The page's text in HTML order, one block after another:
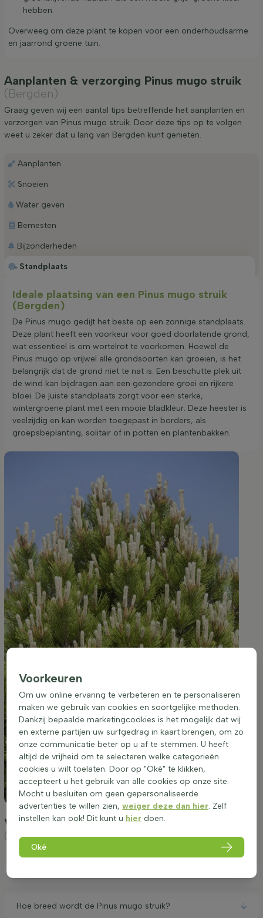
hebben.
Overweeg om deze plant te kopen voor een onderhoudsarme
en jaarrond groene tuin.
Aanplanten & verzorging Pinus mugo struik
(Bergden)
Graag geven wij een aantal tips betreffende het aanplanten en
verzorgen van Pinus mugo struik. Door deze tips op te volgen
weet u zeker dat u lang van Bergden kunt genieten.
Standplaats
Aanplanten
Snoeien
Water geven
Bemesten
Bijzonderheden
Ideale plaatsing van een Pinus mugo struik
(Bergden)
De Pinus mugo gedijt het beste op een zonnige standplaats.
Deze plant heeft een voorkeur voor goed doorlatende grond,
wat essentieel is om wortelrot te voorkomen. Hoewel de
Pinus mugo op vrijwel alle grondsoorten kan groeien, is het
belangrijk dat de grond niet te nat is. Een beschutte plek uit
de wind kan bijdragen aan een gezondere groei en rijkere
bloei. De juiste standplaats zorgt voor een sterke,
wintergroene plant met een mooie bladkleur. Deze heester is
veelzijdig en kan worden toegepast in borders, als
groepsbeplanting, solitair of in potten en plantenbakken.
Veelgestelde vragen Pinus mugo struik
(Bergden)
Hoe breed wordt de Pinus mugo struik?
Voorkeuren
Om uw online ervaring te verbeteren en te personaliseren
maken we gebruik van cookies en soortgelijke methoden.
Dankzij bepaalde marketingcookies is het mogelijk dat wij
en externe partijen uw surfgedrag in kaart brengen, om zo
onze communicatie beter op u af te stemmen. U heeft
altijd de vrijheid om te selecteren welke categorieën
cookies u wilt toelaten. Door op "Oké" te klikken,
accepteert u het gebruik van alle cookies op onze site.
Mocht u besluiten om geen gepersonaliseerde
advertenties te willen zien,weiger deze dan hier. Zelf
instellen kan ook! Dit kunt u hier doen.
Oké